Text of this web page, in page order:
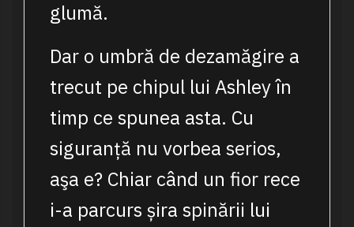
glumă.
Dar o umbră de dezamăgire a
trecut pe chipul lui Ashley în
timp ce spunea asta. Cu
siguranță nu vorbea serios,
aşa e? Chiar când un fior rece
i-a parcurs șira spinării lui